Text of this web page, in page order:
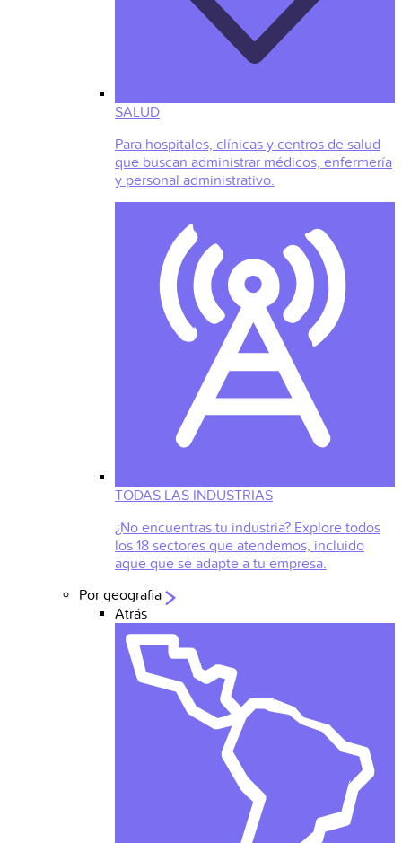
SALUD
Para hospitales, clínicas y centros de salud
que buscan administrar médicos, enfermería
y personal administrativo.
TODAS LAS INDUSTRIAS
¿No encuentras tu industria? Explore todos
los 18 sectores que atendemos, incluido
aque que se adapte a tu empresa.
Por geografia
Atrás